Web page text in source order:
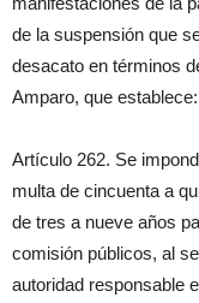
de la suspensión que
desacato en términos
Amparo, que establece:
Artículo 262. Se
multa de cincuenta a
de tres a nueve años
comisión públicos, al
autoridad responsable